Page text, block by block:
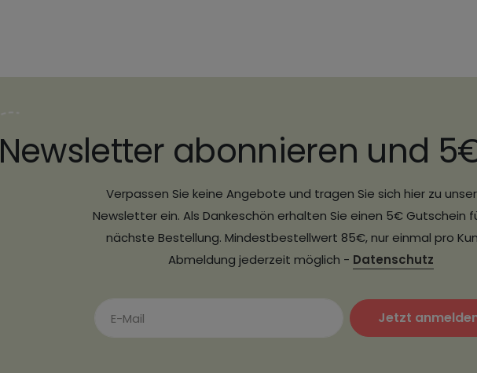
Newsletter abonnieren und
Verpassen Sie keine Angebote und tragen Sie sich hier zu
Newsletter ein. Als Dankeschön erhalten Sie einen 5€ Gutschein
nächste Bestellung. Mindestbestellwert 85€, nur einmal pro
Abmeldung jederzeit möglich - Datenschutz
Jetzt